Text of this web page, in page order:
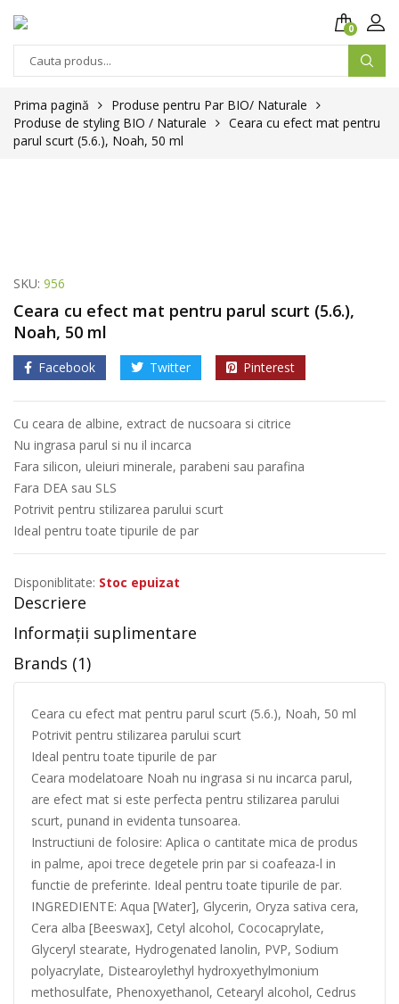
0
Prima pagină
Produse pentru Par BIO/ Naturale
Produse de styling BIO / Naturale
Ceara cu efect mat pentru
parul scurt (5.6.), Noah, 50 ml
SKU: 956
Ceara cu efect mat pentru parul scurt (5.6.),
Noah, 50 ml
Facebook Twitter Pinterest
Cu ceara de albine, extract de nucsoara si citrice
Nu ingrasa parul si nu il incarca
Fara silicon, uleiuri minerale, parabeni sau parafina
Fara DEA sau SLS
Potrivit pentru stilizarea parului scurt
Ideal pentru toate tipurile de par
Disponiblitate: Stoc epuizat
Descriere
Informații suplimentare
Brands (1)
Ceara cu efect mat pentru parul scurt (5.6.), Noah, 50 ml
Potrivit pentru stilizarea parului scurt
Ideal pentru toate tipurile de par
Ceara modelatoare Noah nu ingrasa si nu incarca parul,
are efect mat si este perfecta pentru stilizarea parului
scurt, punand in evidenta tunsoarea.
Instructiuni de folosire: Aplica o cantitate mica de produs
in palme, apoi trece degetele prin par si coafeaza-l in
functie de preferinte. Ideal pentru toate tipurile de par.
INGREDIENTE: Aqua [Water], Glycerin, Oryza sativa cera,
Cera alba [Beeswax], Cetyl alcohol, Cococaprylate,
Glyceryl stearate, Hydrogenated lanolin, PVP, Sodium
polyacrylate, Distearoylethyl hydroxyethylmonium
methosulfate, Phenoxyethanol, Cetearyl alcohol, Cedrus